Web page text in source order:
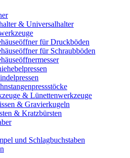
& Universalhalter
für Druckböden
für Schraubböden
& Lünettenwerkzeuge
& Gravierkugeln
& Kratzbürsten
und Schlagbuchstaben